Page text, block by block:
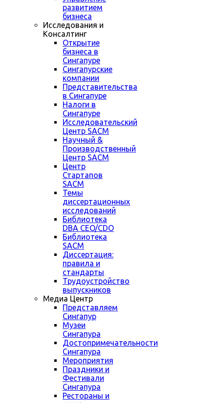
развитием
бизнеса
Исследования и
Консалтинг
Открытие
бизнеса в
Сингапуре
Сингапурские
компании
Представительства
в Сингапуре
Налоги в
Сингапуре
Исследовательский
Центр SACM
Научный &
Производственный
Центр SACM
Центр
Стартапов
SACM
Темы
диссертационных
исследований
Библиотека
DBA CEO/CDO
Библиотека
SACM
Диссертация:
правила и
стандарты
Трудоустройство
выпускников
Медиа Центр
Представляем
Сингапур
Музеи
Сингапура
Достопримечательности
Сингапура
Мероприятия
Праздники и
Фестивали
Сингапура
Рестораны и